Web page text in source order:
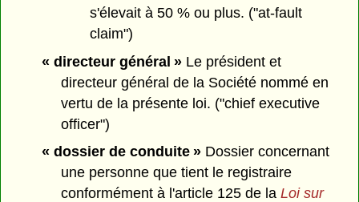
s'élevait à 50 % ou plus. ("at-fault
claim")
« directeur général »Le président et
directeur général de la Société nommé en
vertu de la présente loi. ("chief executive
officer")
« dossier de conduite »Dossier concernant
une personne que tient le registraire
conformément à l'article 125 de laLoi sur